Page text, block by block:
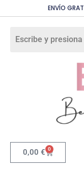
ENVÍO
0,00 € 0